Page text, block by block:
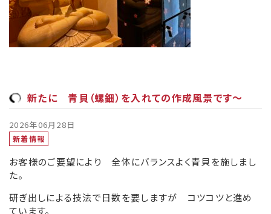
新たに 青貝（螺鈿）を入れての作成風景です～
2026年06月28日
新着情報
お客様のご要望により 全体にバランスよく青貝を施しまし
た。
研ぎ出しによる技法で日数を要しますが コツコツと進め
ています。